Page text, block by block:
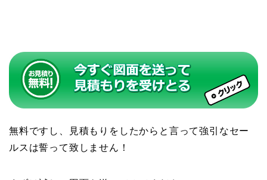
無料ですし、見積もりをしたからと言って強引なセー
ルスは誓って致しません！